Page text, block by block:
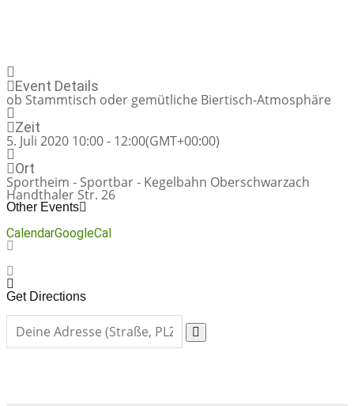
Event Details
ob Stammtisch oder gemütliche Biertisch-Atmosphäre
Zeit
5. Juli 2020 10:00 - 12:00(GMT+00:00)
Ort
Sportheim - Sportbar - Kegelbahn Oberschwarzach
Handthaler Str. 26
Other Events
CalendarGoogleCal
Get Directions